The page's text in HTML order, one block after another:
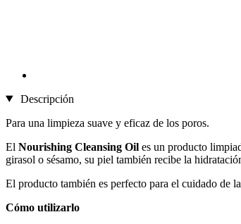
Descripción
Para una limpieza suave y eficaz de los poros.
El Nourishing Cleansing Oil es un producto
girasol o sésamo, su piel también recibe la
El producto también es perfecto para el cuidado de
Cómo utilizarlo